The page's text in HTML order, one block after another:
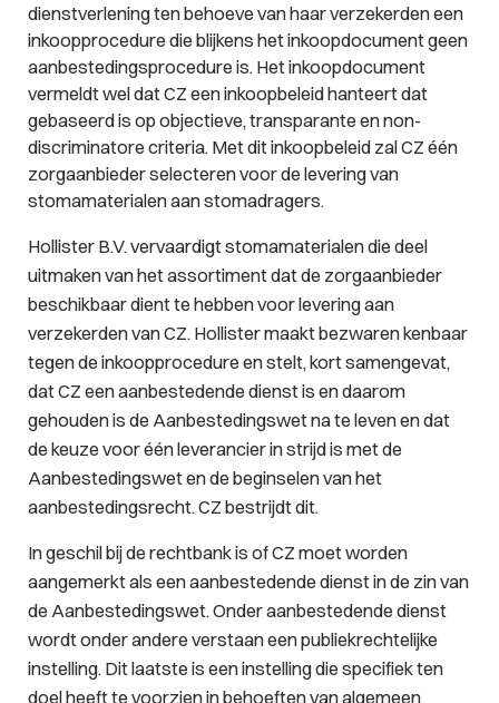
dienstverlening ten behoeve van haar verzekerden een
inkoopprocedure die blijkens het inkoopdocument geen
aanbestedingsprocedure is. Het inkoopdocument
vermeldt wel dat CZ een inkoopbeleid hanteert dat
gebaseerd is op objectieve, transparante en non-
discriminatore criteria. Met dit inkoopbeleid zal CZ één
zorgaanbieder selecteren voor de levering van
stomamaterialen aan stomadragers.
Hollister B.V. vervaardigt stomamaterialen die deel
uitmaken van het assortiment dat de zorgaanbieder
beschikbaar dient te hebben voor levering aan
verzekerden van CZ. Hollister maakt bezwaren kenbaar
tegen de inkoopprocedure en stelt, kort samengevat,
dat CZ een aanbestedende dienst is en daarom
gehouden is de Aanbestedingswet na te leven en dat
de keuze voor één leverancier in strijd is met de
Aanbestedingswet en de beginselen van het
aanbestedingsrecht. CZ bestrijdt dit.
In geschil bij de rechtbank is of CZ moet worden
aangemerkt als een aanbestedende dienst in de zin van
de Aanbestedingswet. Onder aanbestedende dienst
wordt onder andere verstaan een publiekrechtelijke
instelling. Dit laatste is een instelling die specifiek ten
doel heeft te voorzien in behoeften van algemeen